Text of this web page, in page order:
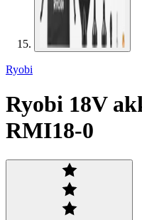
Ryobi
Ryobi 18V
RMI18-0